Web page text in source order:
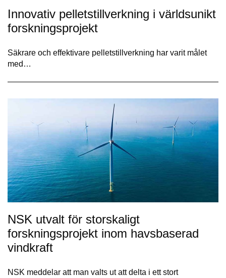
Innovativ pelletstillverkning i världsunikt
forskningsprojekt
Säkrare och effektivare pelletstillverkning har varit målet
med…
NSK utvalt för storskaligt
forskningsprojekt inom havsbaserad
vindkraft
NSK meddelar att man valts ut att delta i ett stort